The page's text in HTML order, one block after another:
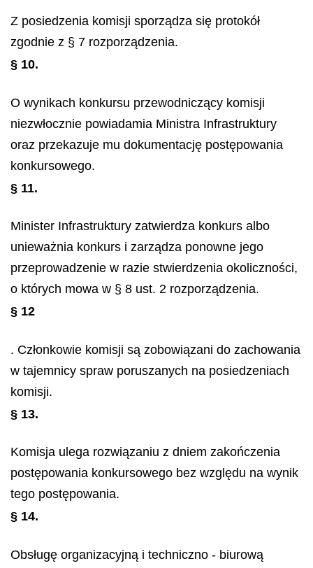
Z posiedzenia komisji sporządza się protokół
zgodnie z § 7 rozporządzenia.
§ 10.
O wynikach konkursu przewodniczący komisji
niezwłocznie powiadamia Ministra Infrastruktury
oraz przekazuje mu dokumentację postępowania
konkursowego.
§ 11.
Minister Infrastruktury zatwierdza konkurs albo
unieważnia konkurs i zarządza ponowne jego
przeprowadzenie w razie stwierdzenia okoliczności,
o których mowa w § 8 ust. 2 rozporządzenia.
§ 12
. Członkowie komisji są zobowiązani do zachowania
w tajemnicy spraw poruszanych na posiedzeniach
komisji.
§ 13.
Komisja ulega rozwiązaniu z dniem zakończenia
postępowania konkursowego bez względu na wynik
tego postępowania.
§ 14.
Obsługę organizacyjną i techniczno - biurową